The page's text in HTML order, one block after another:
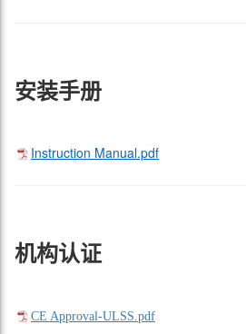
安装手册
Instruction Manual.pdf
机构认证
CE Approval-ULSS.pdf